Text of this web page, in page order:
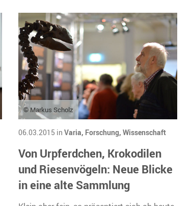
© Markus Scholz
06.03.2015 in Varia, Forschung, Wissenschaft
Von Urpferdchen, Krokodilen
und Riesenvögeln: Neue Blicke
in eine alte Sammlung